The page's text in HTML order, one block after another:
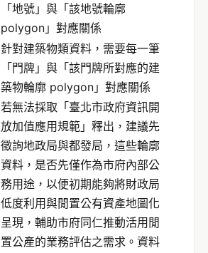
「地號」與「該地號輪廓
polygon」對應關係
針對建築物類資料，需要每一筆
「門牌」與「該門牌所對應的建
築物輪廓 polygon」對應關係
若無法採取「臺北市政府資訊開
放加值應用規範」釋出，建議先
徵詢地政局與都發局，這些輪廓
資料，是否先僅作為市府內部公
務用途，以便初期能夠將財政局
低度利用與閒置公有資產地圖化
呈現，輔助市府同仁推動活用閒
置公產的業務評估之需求。資料